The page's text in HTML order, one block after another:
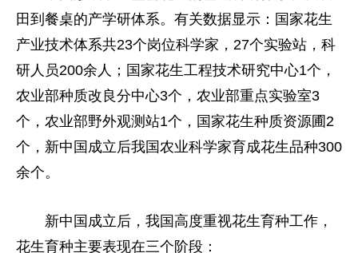
田到餐桌的产学研体系。有关数据显示：国家花生
产业技术体系共23个岗位科学家，27个实验站，科
研人员200余人；国家花生工程技术研究中心1个，
农业部种质改良分中心3个，农业部重点实验室3
个，农业部野外观测站1个，国家花生种质资源圃2
个，新中国成立后我国农业科学家育成花生品种300
余个。
新中国成立后，我国高度重视花生育种工作，
花生育种主要表现在三个阶段：